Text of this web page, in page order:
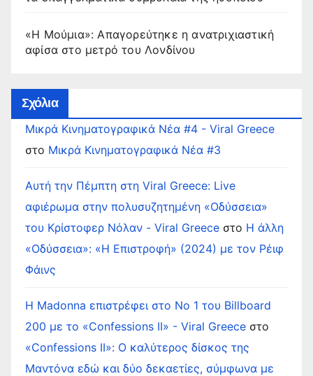
«Η Μούμια»: Απαγορεύτηκε η ανατριχιαστική
αφίσα στο μετρό του Λονδίνου
Σχόλια
Μικρά Κινηματογραφικά Νέα #4 - Viral Greece
στο Μικρά Κινηματογραφικά Νέα #3
Αυτή την Πέμπτη στη Viral Greece: Live
αφιέρωμα στην πολυσυζητημένη «Οδύσσεια»
του Κρίστοφερ Νόλαν - Viral Greece στο Η άλλη
«Οδύσσεια»: «Η Επιστροφή» (2024) με τον Ρέιφ
Φάινς
Η Madonna επιστρέφει στο Νο 1 του Billboard
200 με το «Confessions II» - Viral Greece στο
«Confessions II»: Ο καλύτερος δίσκος της
Μαντόνα εδώ και δύο δεκαετίες, σύμφωνα με